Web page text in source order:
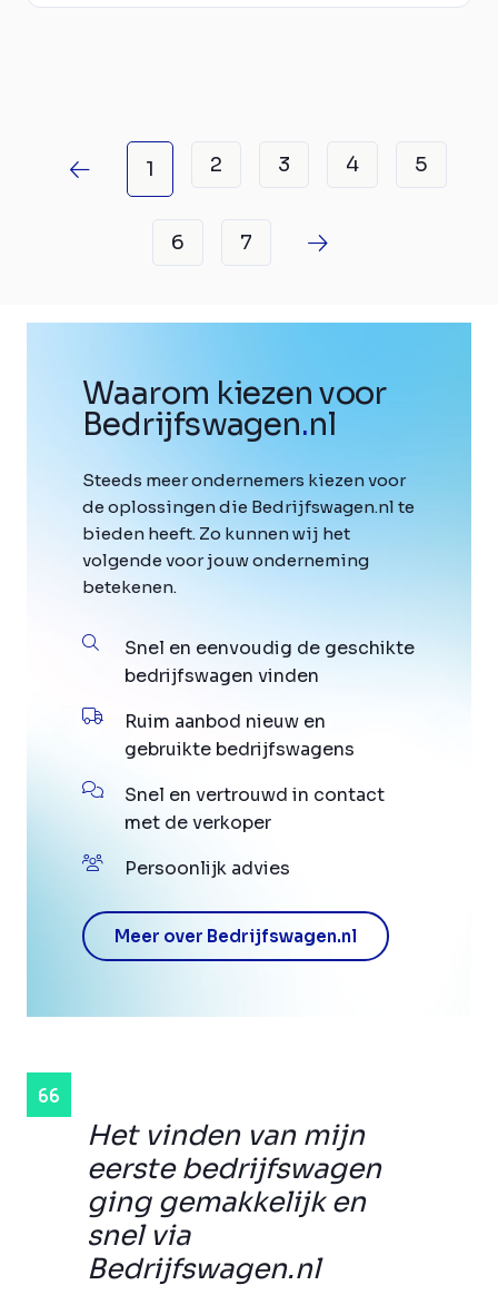
1 2 3 4 5
6 7
Het vinden van mijn
eerste bedrijfswagen
ging gemakkelijk en
snel via
Bedrijfswagen.nl
Waarom kiezen voor
Bedrijfswagen.nl
Steeds meer ondernemers kiezen voor
de oplossingen die Bedrijfswagen.nl te
bieden heeft. Zo kunnen wij het
volgende voor jouw onderneming
betekenen.
Snel en eenvoudig de geschikte
bedrijfswagen vinden
Ruim aanbod nieuw en
gebruikte bedrijfswagens
Snel en vertrouwd in contact
met de verkoper
Persoonlijk advies
Meer over Bedrijfswagen.nl